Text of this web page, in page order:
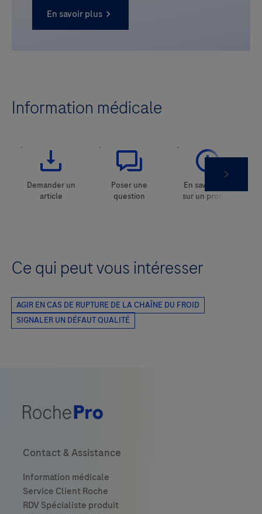
En savoir plus
Information médicale
Ce qui peut vous intéresser
Contact & Assistance